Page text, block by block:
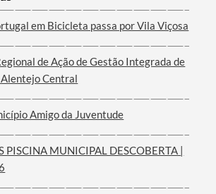
em Bicicleta passa por Vila Viçosa
de Ação de Gestão Integrada de
Alentejo Central
Amigo da Juventude
PISCINA MUNICIPAL DESCOBERTA |